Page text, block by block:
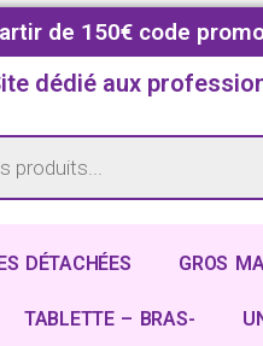
de 150€ code
dédié aux
DÉTACHÉES GROS
TABLETTE – BRAS-